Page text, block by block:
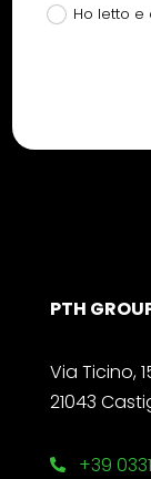
Ho letto
PTH
Via Ticino,
21043
 +39